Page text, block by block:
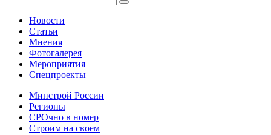
Новости
Статьи
Мнения
Фотогалерея
Мероприятия
Спецпроекты
Минстрой России
Регионы
СРОчно в номер
Строим на своем